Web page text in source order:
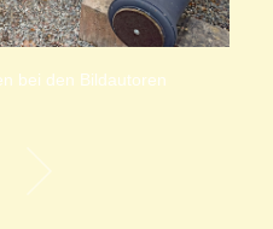
bei den Bildautoren